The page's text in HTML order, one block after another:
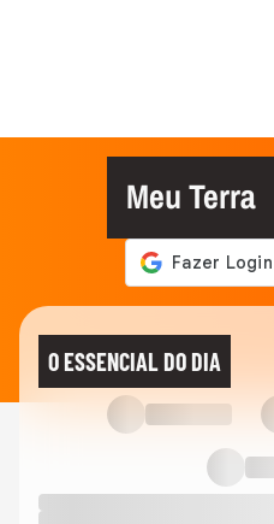
Meu Terra
O ESSENCIAL DO DIA